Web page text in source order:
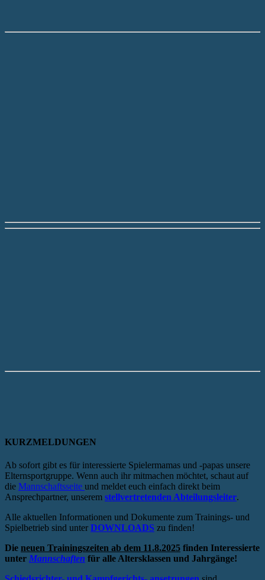
KURZMELDUNGEN
Ab sofort gibt es für interessierte Spielermamas und -papas unsere
Elternsportgruppe. Wenn auch ihr mitmachen möchtet, schaut auf
die Mannschaftsseite und meldet euch einfach direkt beim
Ansprechpartner, unserem stellvertretenden Abteilungsleiter.
Alle aktuellen Informationen und Dokumente zum Trainings- und
Spielbetrieb sind unter DOWNLOADS zu finden!
Die neuen Trainingszeiten ab dem 11.8.2025 finden Interessierte
unter Mannschaften für alle Altersklassen und Jahrgänge!